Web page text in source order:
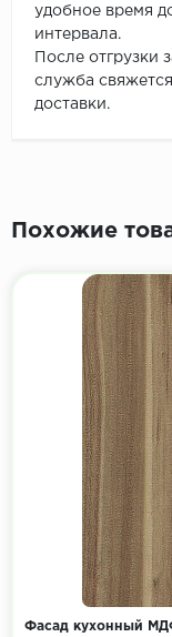
удобное время
интервала.
После отгрузки
служба
доставки.
Похожие
Фасад кухонный